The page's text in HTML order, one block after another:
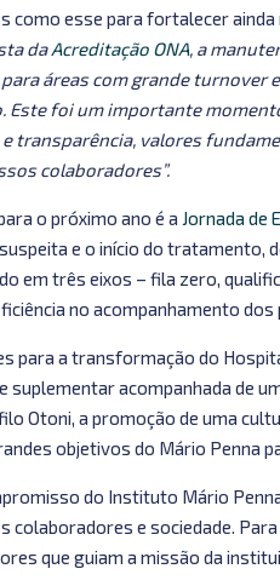
como esse para fortalecer ainda
daAcreditação ONA, a
áreas com grande
Este foi um importante
transparência, valores
colaboradores”.
o próximo ano é a Jornada de
e o início do tratamento,
em três eixos – fila zero,
no acompanhamento dos
para a transformação do
suplementar acompanhada de
Otoni, a promoção de uma
objetivos do Mário Penna
do Instituto Mário
colaboradores e sociedade.
que guiam a missão da